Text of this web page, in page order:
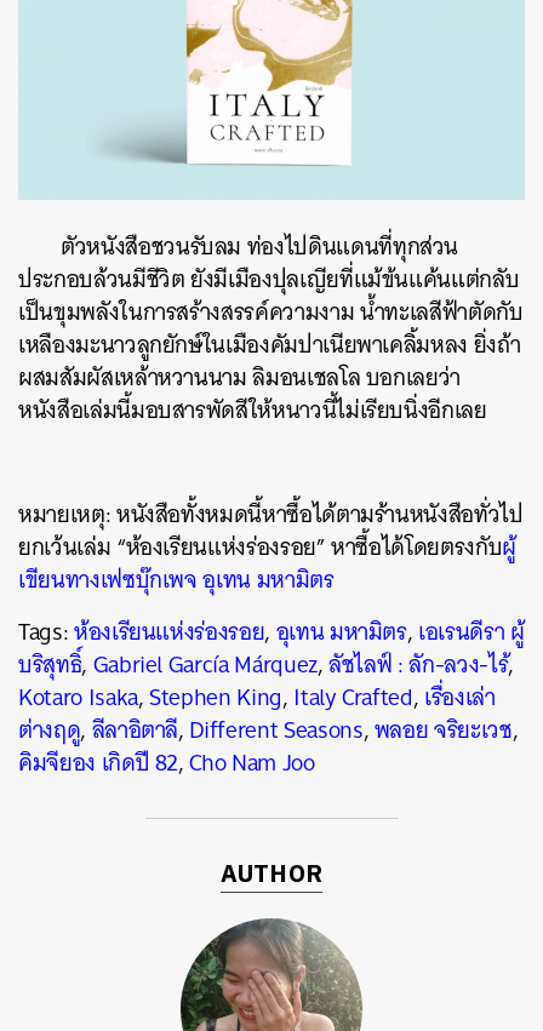
ตัวหนังสือชวนรับลม ท่องไปดินแดนที่ทุกส่วน
ประกอบล้วนมีชีวิต ยังมีเมืองปุลเญียที่แม้ข้นแค้นแต่กลับ
เป็นขุมพลังในการสร้างสรรค์ความงาม น้ำทะเลสีฟ้าตัดกับ
เหลืองมะนาวลูกยักษ์ในเมืองคัมปาเนียพาเคลิ้มหลง ยิ่งถ้า
ผสมสัมผัสเหล้าหวานนาม ลิมอนเชลโล บอกเลยว่า
หนังสือเล่มนี้มอบสารพัดสีให้หนาวนี้ไม่เรียบนิ่งอีกเลย
หมายเหตุ: หนังสือทั้งหมดนี้หาซื้อได้ตามร้านหนังสือทั่วไป
ยกเว้นเล่ม “ห้องเรียนแห่งร่องรอย” หาซื้อได้โดยตรงกับผู้
เขียนทางเฟซบุ๊กเพจ อุเทน มหามิตร
Tags:ห้องเรียนแห่งร่องรอย,อุเทน มหามิตร,เอเรนดีรา ผู้
บริสุทธิ์,Gabriel García Márquez,ลัชไลฟ์ : ลัก-ลวง-ไร้,
Kotaro Isaka,Stephen King, Italy Crafted,เรื่องเล่า
ต่างฤดู,ลีลาอิตาลี,Different Seasons,พลอย จริยะเวช,
คิมจียอง เกิดปี 82,Cho Nam Joo
AUTHOR